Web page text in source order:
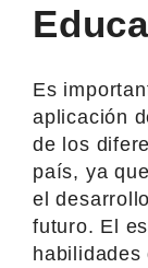
Es
aplicación
de los
país, ya
el
futuro. El
habilidades